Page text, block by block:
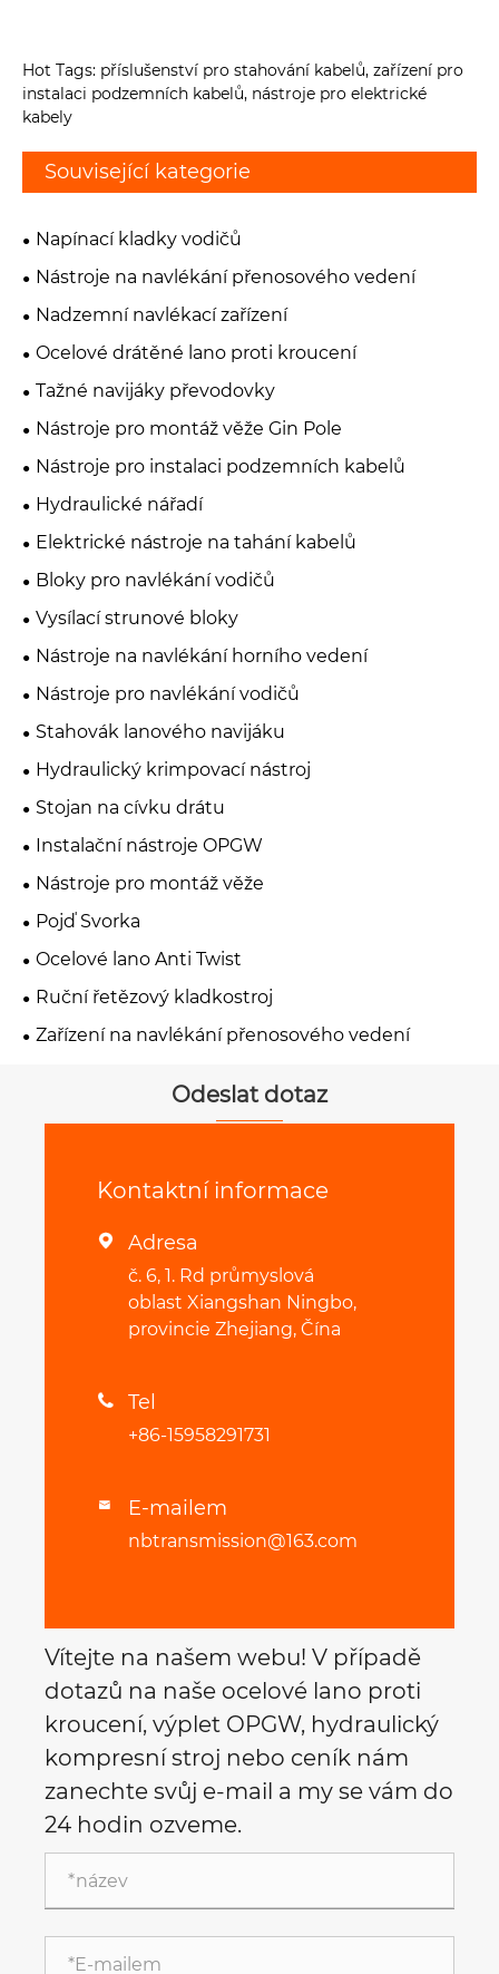
Hot Tags: příslušenství pro stahování kabelů, zařízení pro
instalaci podzemních kabelů, nástroje pro elektrické
kabely
Související kategorie
Napínací kladky vodičů
Nástroje na navlékání přenosového vedení
Nadzemní navlékací zařízení
Ocelové drátěné lano proti kroucení
Tažné navijáky převodovky
Nástroje pro montáž věže Gin Pole
Nástroje pro instalaci podzemních kabelů
Hydraulické nářadí
Elektrické nástroje na tahání kabelů
Bloky pro navlékání vodičů
Vysílací strunové bloky
Nástroje na navlékání horního vedení
Nástroje pro navlékání vodičů
Stahovák lanového navijáku
Hydraulický krimpovací nástroj
Stojan na cívku drátu
Instalační nástroje OPGW
Nástroje pro montáž věže
Pojď Svorka
Ocelové lano Anti Twist
Ruční řetězový kladkostroj
Zařízení na navlékání přenosového vedení
Odeslat dotaz
Kontaktní informace
 Adresa
č. 6, 1. Rd průmyslová
oblast Xiangshan Ningbo,
provincie Zhejiang, Čína
 Tel
+86-15958291731
 E-mailem
nbtransmission@163.com
Vítejte na našem webu! V případě
dotazů na naše ocelové lano proti
kroucení, výplet OPGW, hydraulický
kompresní stroj nebo ceník nám
zanechte svůj e-mail a my se vám do
24 hodin ozveme.